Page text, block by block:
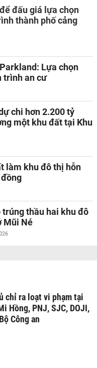
đấu giá lựa chọn
thành phố cảng
Lựa chọn
trình an cư
chi hơn 2.200 tỷ
một khu đất tại Khu
làm khu đô thị hỗn
thầu hai khu đô
Mũi Né
chỉ ra loạt vi phạm tại
Hồng, PNJ, SJC, DOJI,
Công an